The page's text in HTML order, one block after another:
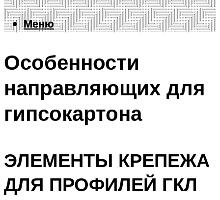
Меню
Меню
Особенности
направляющих для
гипсокартона
ЭЛЕМЕНТЫ КРЕПЕЖА
ДЛЯ ПРОФИЛЕЙ ГКЛ